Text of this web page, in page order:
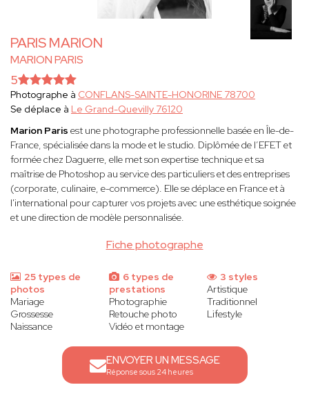
PARIS MARION
MARION PARIS
Fiche photographe
5
Photographe à CONFLANS-SAINTE-HONORINE 78700
Se déplace à Le Grand-Quevilly 76120
Marion Paris est une photographe professionnelle basée en Île-de-
France, spécialisée dans la mode et le studio. Diplômée de l’EFET et
formée chez Daguerre, elle met son expertise technique et sa
maîtrise de Photoshop au service des particuliers et des entreprises
(corporate, culinaire, e-commerce). Elle se déplace en France et à
l'international pour capturer vos projets avec une esthétique soignée
et une direction de modèle personnalisée.
25 types de
photos
Mariage
Grossesse
Naissance
6 types de
prestations
Photographie
Retouche photo
Vidéo et montage
3 styles
Artistique
Traditionnel
Lifestyle
ENVOYER UN MESSAGE
Réponse sous 24 heures